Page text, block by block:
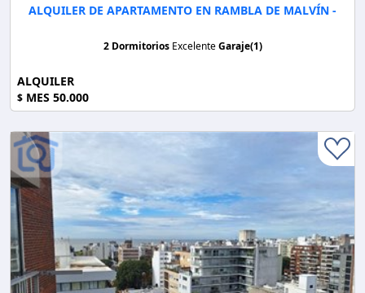
ALQUILER DE APARTAMENTO EN RAMBLA DE MALVÍN -
2 Dormitorios ExcelenteGaraje(1)
ALQUILER
$ MES 50.000